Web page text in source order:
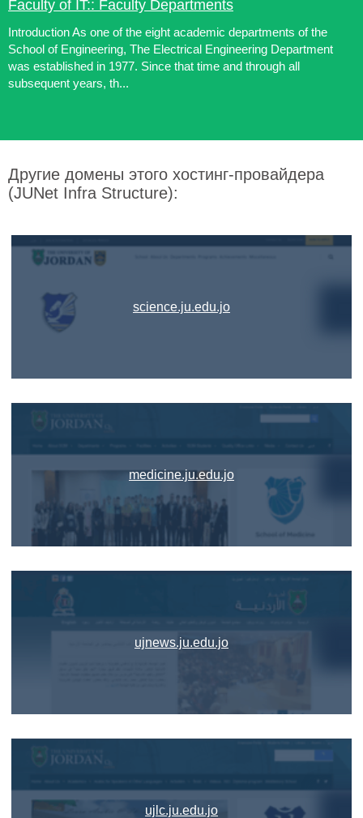
Faculty of IT:: Faculty Departments
Introduction As one of the eight academic departments of the
School of Engineering, The Electrical Engineering Department
was established in 1977. Since that time and through all
subsequent years, th...
Другие домены этого хостинг-провайдера
(JUNet Infra Structure):
science.ju.edu.jo
medicine.ju.edu.jo
ujnews.ju.edu.jo
ujlc.ju.edu.jo